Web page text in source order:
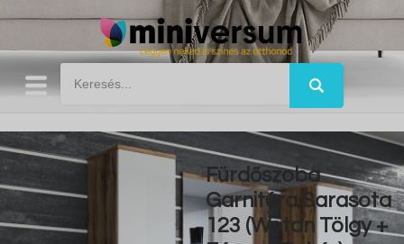
Fürdőszoba
Garnitúra Sarasota
123 (Wotan Tölgy +